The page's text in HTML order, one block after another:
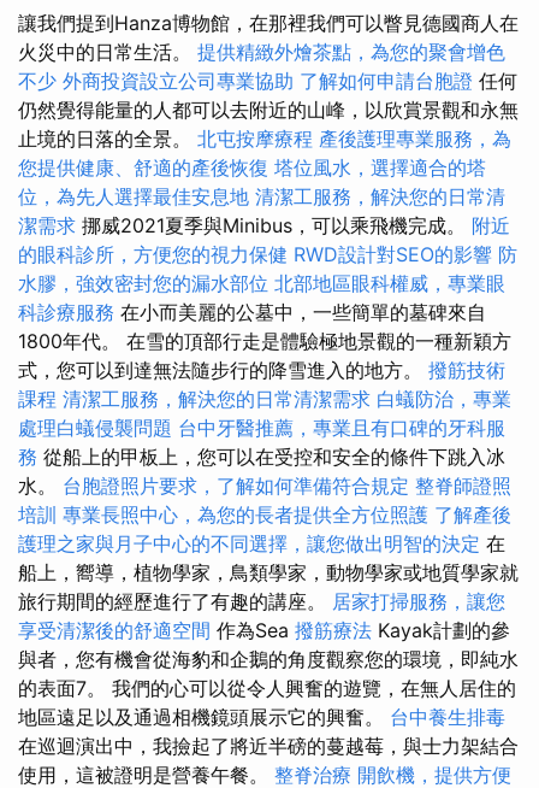
讓我們提到Hanza博物館，在那裡我們可以瞥見德國商人在
火災中的日常生活。 提供精緻外燴茶點，為您的聚會增色
不少 外商投資設立公司專業協助 了解如何申請台胞證 任何
仍然覺得能量的人都可以去附近的山峰，以欣賞景觀和永無
止境的日落的全景。 北屯按摩療程 產後護理專業服務，為
您提供健康、舒適的產後恢復 塔位風水，選擇適合的塔
位，為先人選擇最佳安息地 清潔工服務，解決您的日常清
潔需求 挪威2021夏季與Minibus，可以乘飛機完成。 附近
的眼科診所，方便您的視力保健 RWD設計對SEO的影響 防
水膠，強效密封您的漏水部位 北部地區眼科權威，專業眼
科診療服務 在小而美麗的公墓中，一些簡單的墓碑來自
1800年代。 在雪的頂部行走是體驗極地景觀的一種新穎方
式，您可以到達無法隨步行的降雪進入的地方。 撥筋技術
課程 清潔工服務，解決您的日常清潔需求 白蟻防治，專業
處理白蟻侵襲問題 台中牙醫推薦，專業且有口碑的牙科服
務 從船上的甲板上，您可以在受控和安全的條件下跳入冰
水。 台胞證照片要求，了解如何準備符合規定 整脊師證照
培訓 專業長照中心，為您的長者提供全方位照護 了解產後
護理之家與月子中心的不同選擇，讓您做出明智的決定 在
船上，嚮導，植物學家，鳥類學家，動物學家或地質學家就
旅行期間的經歷進行了有趣的講座。 居家打掃服務，讓您
享受清潔後的舒適空間 作為Sea 撥筋療法 Kayak計劃的參
與者，您有機會從海豹和企鵝的角度觀察您的環境，即純水
的表面7。 我們的心可以從令人興奮的遊覽，在無人居住的
地區遠足以及通過相機鏡頭展示它的興奮。 台中養生排毒
在巡迴演出中，我撿起了將近半磅的蔓越莓，與士力架結合
使用，這被證明是營養午餐。 整脊治療 開飲機，提供方便